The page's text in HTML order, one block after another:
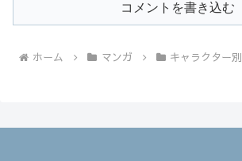
コメントを書き込む
ホーム マンガ キャラクター別